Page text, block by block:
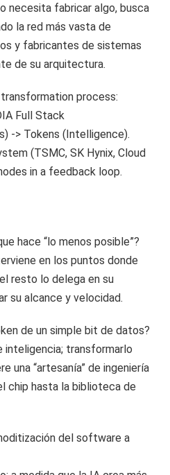
necesita fabricar algo, busca
la red más vasta de
y fabricantes de sistemas
de su arquitectura.
hace “lo menos posible”?
en los puntos donde
resto lo delega en su
su alcance y velocidad.
de un simple bit de datos?
inteligencia; transformarlo
una “artesanía” de ingeniería
chip hasta la biblioteca de
del software a